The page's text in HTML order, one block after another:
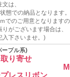
は、
態での納品となります。
でのご用意となります
がございます場合は、
入下さいませ。)
プル系)
取り寄せ
レスリボン